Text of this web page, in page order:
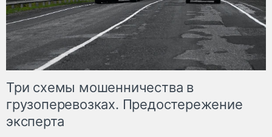
Три схемы мошенничества в
грузоперевозках. Предостережение
эксперта